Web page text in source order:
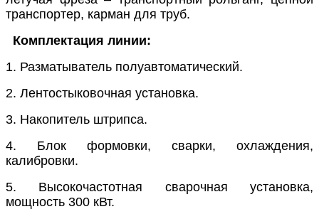
транспортер, карман для труб.
Комплектация линии:
1. Разматыватель полуавтоматический.
2. Лентостыковочная установка.
3. Накопитель штрипса.
4. Блок формовки, сварки, охлаждения,
калибровки.
5. Высокочастотная сварочная установка,
мощность 300 кВт.